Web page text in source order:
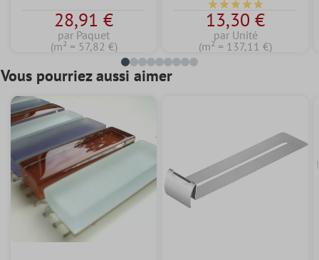
28,91 €
par Paquet
(m² = 57,82 €)
Note moyenne de 4.7
13,30 €
par Unité
(m² = 137,11 €)
Vous pourriez aussi aimer